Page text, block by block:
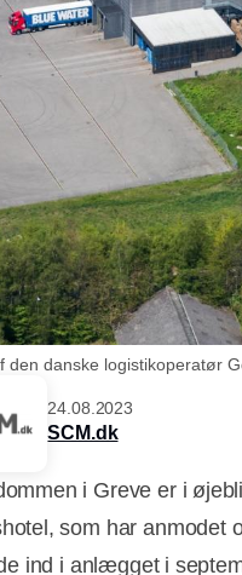
danske logistikoperatør
24.08.2023
SCM.dk
i Greve er i
som har anmodet
ind i anlægget i